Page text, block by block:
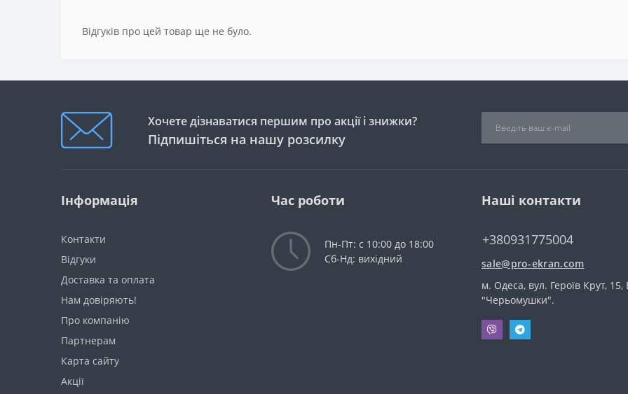
Відгуків про цей товар ще не було.
Хочете дізнаватися першим про акції і знижки?
Підпишіться на нашу розсилку
Інформація
Контакти
Відгуки
Доставка та оплата
Нам довіряють!
Про компанію
Партнерам
Карта сайту
Акції
Час роботи
Пн-Пт: с 10:00 до 18:00
Сб-Нд: вихідний
Наші контакти
+380931775004
sale@pro-ekran.com
м. Одеса, вул. Героїв Крут, 15,
"Черьомушки".